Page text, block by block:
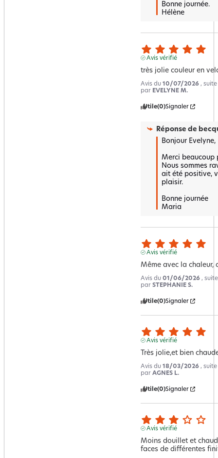
Bonne journée.
Hélène
Avis vérifié
très jolie couleur en
Avis du 10/07/2026 ,
par EVELYNE M.
Utile(0)Signaler
Réponse de
Bonjour Evelyne,
Merci beaucoup
Nous sommes
ait été positive,
plaisir.
Bonne journée
Maria
Avis vérifié
Même avec la chaleur,
Avis du 01/06/2026 ,
par STEPHANIE S.
Utile(0)Signaler
Avis vérifié
Très jolie,et bien
Avis du 18/03/2026 ,
par AGNES L.
Utile(0)Signaler
Avis vérifié
Moins douillet et
faces de différentes